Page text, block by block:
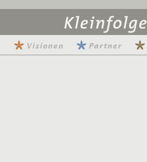
Visionen Partner